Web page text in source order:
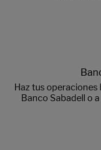
Haz tus operaciones
Banco Sabadell o